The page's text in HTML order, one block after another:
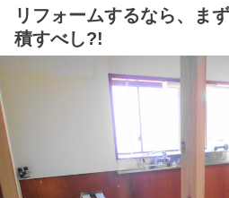
リフォームするなら、ま
積すべし?!